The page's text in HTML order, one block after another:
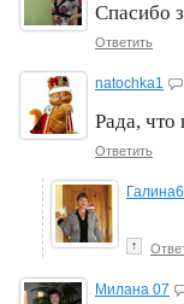
Спасибо
Ответить
natochka1
Рада, что
Ответить
↑
Милана 07